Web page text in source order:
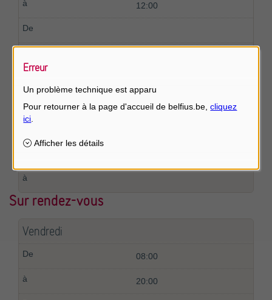
12:00
09:00
Sur rendez-vous
Vendredi
08:00
20:00
Erreur
Un problème technique est apparu